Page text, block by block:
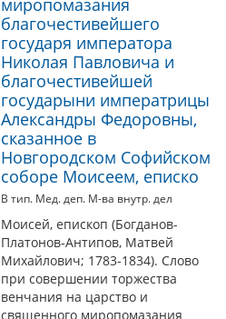
миропомазания
благочестивейшего
государя императора
Николая Павловича и
благочестивейшей
государыни императрицы
Александры Федоровны,
сказанное в
Новгородском Софийском
соборе Моисеем, еписко
В тип. Мед. деп. М-ва внутр. дел
Моисей, епископ (Богданов-
Платонов-Антипов, Матвей
Михайлович; 1783-1834). Слово
при совершении торжества
венчания на царство и
священного миропомазания